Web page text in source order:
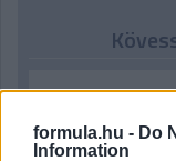
formula.hu - Do
Information